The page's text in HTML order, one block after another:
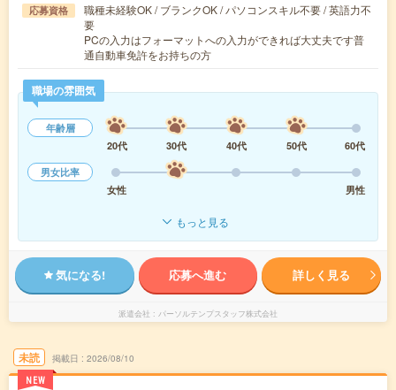
応募資格
職種未経験OK / ブランクOK / パソコンスキル不要 / 英語力不
要
PCの入力はフォーマットへの入力ができれば大丈夫です普
通自動車免許をお持ちの方
職場の雰囲気
年齢層
20代
30代 40代 50代
60代
男女比率
女性
男性
もっと見る
気になる! 応募へ進む 詳しく見る
派遣会社 パーソルテンプスタッフ株式会社
未読
NEW
掲載日 2026/08/10